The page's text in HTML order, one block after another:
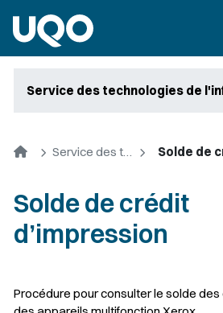
Service des technologies de
Accueil Service des technologies de l'information
Solde de crédit
d’impression
Procédure pour consulter le solde des